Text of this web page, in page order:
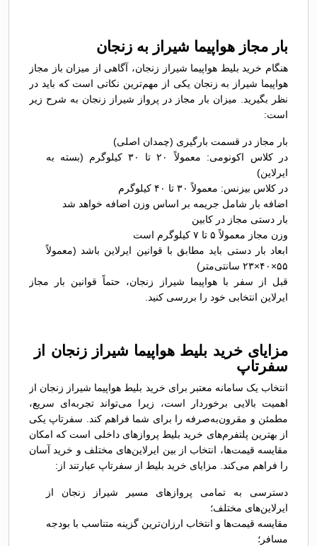
بار مجاز هواپیما شیراز به زنجان
هنگام خرید بلیط هواپیما شیراز زنجان، آگاهی از میزان باز مجاز
هواپیما شیراز به زنجان یکی از مهم‌ترین نکاتی است که باید در
نظر بگیرید. میزان بار مجاز در پرواز شیراز زنجان به شرح زیر
است:
بار مجاز در قسمت بارگیری (چمدان اصلی)
در کلاس اکونومی: معمولاً ۲۰ تا ۳۰ کیلوگرم (بسته به
ایرلاین)
در کلاس بیزنس: معمولاً ۳۰ تا ۴۰ کیلوگرم
اضافه بار شامل جریمه بر اساس وزن اضافه خواهد شد
بار دستی مجاز در کابین
وزن مجاز معمولاً ۵ تا ۷ کیلوگرم است
ابعاد بار دستی باید مطابق با قوانین ایرلاین باشد (معمولاً
۵۵×۴۰×۲۳ سانتی‌متر)
قبل از سفر با هواپیما شیراز زنجان، حتماً قوانین بار مجاز
ایرلاین انتخابی خود را بررسی کنید.
مزایای خرید بلیط هواپیما شیراز زنجان از
سفرتاپ
انتخاب یک سامانه معتبر برای خرید بلیط هواپیما شیراز زنجان از
اهمیت بالایی برخوردار است، زیرا می‌تواند تجربه‌ای سریع،
مطمئن و مقرون‌به‌صرفه را برای شما فراهم کند. سفرتاپ یکی
از بهترین پلتفرم‌های خرید بلیط پروازهای داخلی است که امکان
مقایسه قیمت‌ها، انتخاب از بین ایرلاین‌های مختلف و خرید آسان
را فراهم می‌کند. مزایای خرید بلیط از سفرتاپ عبارتند از:
دسترسی به تمامی پروازهای مسیر شیراز زنجان از
ایرلاین‌های مختلف؛
مقایسه قیمت‌ها و انتخاب ارزان‌ترین گزینه متناسب با بودجه
مسافر؛